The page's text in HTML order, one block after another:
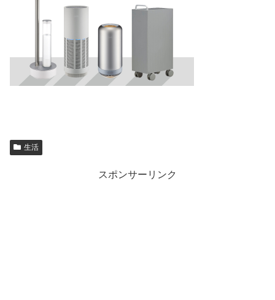
生活
スポンサーリンク